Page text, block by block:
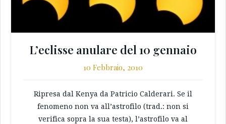
L’eclisse anulare del 10 gennaio
10 Febbraio, 2010
Ripresa dal Kenya da Patricio Calderari. Se il
fenomeno non va all’astrofilo (trad.: non si
verifica sopra la sua testa), l’astrofilo va al